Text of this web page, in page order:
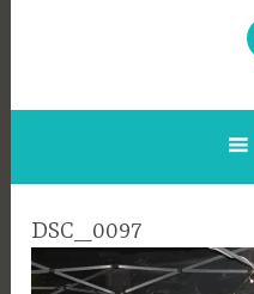
DSC_0097